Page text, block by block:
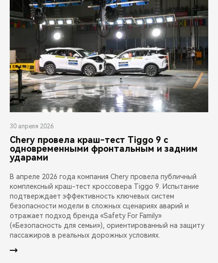
30 апреля 2026
Chery провела краш-тест Tiggo 9 с
одновременными фронтальным и задним
ударами
В апреле 2026 года компания Chery провела публичный
комплексный краш-тест кроссовера Tiggo 9. Испытание
подтверждает эффективность ключевых систем
безопасности модели в сложных сценариях аварий и
отражает подход бренда «Safety For Family»
(«Безопасность для семьи»), ориентированный на защиту
пассажиров в реальных дорожных условиях.